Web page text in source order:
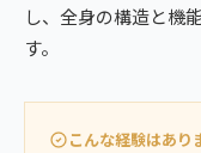
し、全身の構造と機
す。
こんな経験はあり